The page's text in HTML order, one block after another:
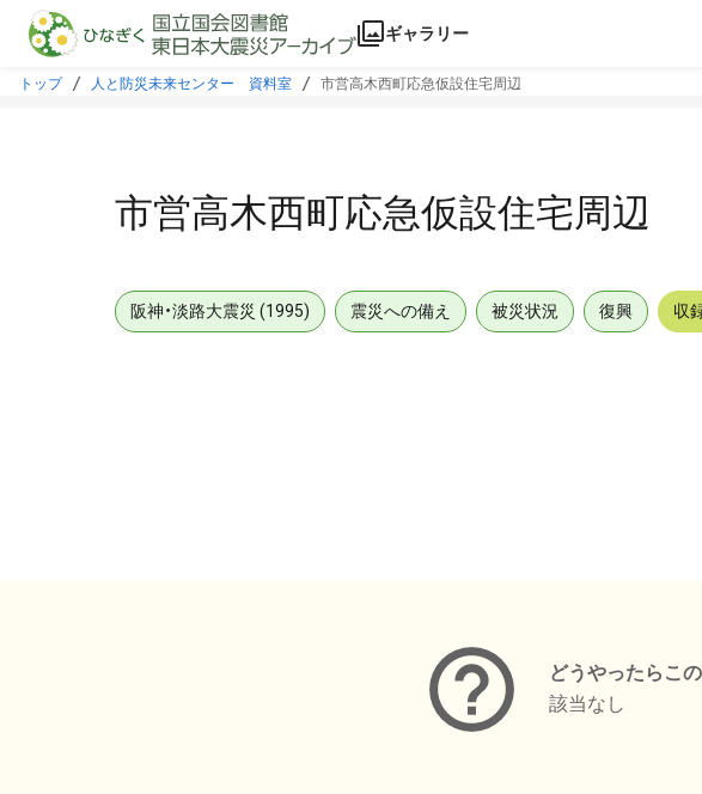
本文に飛ぶ
ギャラリー
トップ 人と防災未来センター 資料室 市営高木西町応急仮設住宅周辺
市営高木西町応急仮設住宅周辺
阪神・淡路大震災 (1995) 震災への備え 被災状況 復興 収
どうやったらこ
該当なし